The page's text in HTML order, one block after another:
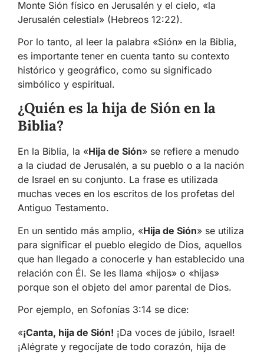
Monte Sión físico en Jerusalén y el cielo, «la
Jerusalén celestial» (Hebreos 12:22).
Por lo tanto, al leer la palabra «Sión» en la Biblia,
es importante tener en cuenta tanto su contexto
histórico y geográfico, como su significado
simbólico y espiritual.
¿Quién es la hija de Sión en la
Biblia?
En la Biblia, la «Hija de Sión» se refiere a menudo
a la ciudad de Jerusalén, a su pueblo o a la nación
de Israel en su conjunto. La frase es utilizada
muchas veces en los escritos de los profetas del
Antiguo Testamento.
En un sentido más amplio, «Hija de Sión» se utiliza
para significar el pueblo elegido de Dios, aquellos
que han llegado a conocerle y han establecido una
relación con Él. Se les llama «hijos» o «hijas»
porque son el objeto del amor parental de Dios.
Por ejemplo, en Sofonías 3:14 se dice:
«¡Canta, hija de Sión! ¡Da voces de júbilo, Israel!
¡Alégrate y regocíjate de todo corazón, hija de